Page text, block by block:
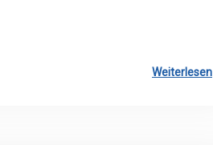
Weiterlesen